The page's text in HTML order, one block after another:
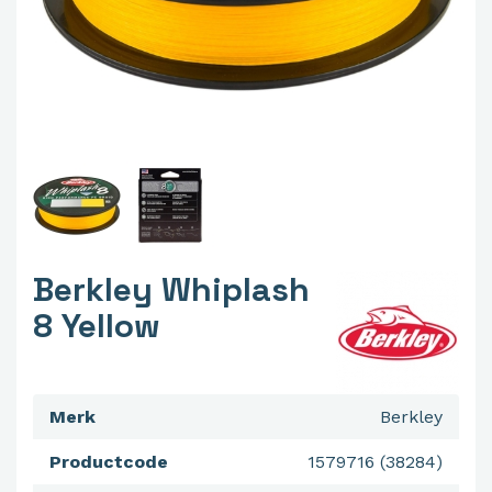
Berkley Whiplash
8 Yellow
Berkley
Merk
1579716 (38284)
Productcode